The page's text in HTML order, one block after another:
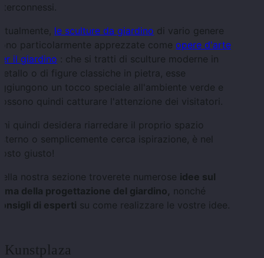
le sculture da giardino di vario genere
particolarmente apprezzate come opere d'arte
il giardino : che si tratti di sculture moderne in
o di figure classiche in pietra, esse
un tocco speciale all'ambiente verde e
quindi catturare l'attenzione dei visitatori.
quindi desidera riarredare il proprio spazio
o semplicemente cerca ispirazione, è nel
giusto!
nostra sezione troverete numerose idee sul
della progettazione del giardino,
nonché
di esperti su come realizzare le vostre idee.
Kunstplaza